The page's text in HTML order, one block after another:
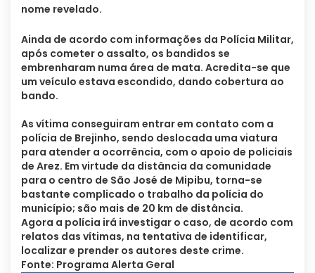
nome revelado.
Ainda de acordo com informações da Polícia Militar,
após cometer o assalto, os bandidos se
embrenharam numa área de mata. Acredita-se que
um veículo estava escondido, dando cobertura ao
bando.
As vítima conseguiram entrar em contato com a
polícia de Brejinho, sendo deslocada uma viatura
para atender a ocorrência, com o apoio de policiais
de Arez. Em virtude da distância da comunidade
para o centro de São José de Mipibu, torna-se
bastante complicado o trabalho da polícia do
município; são mais de 20 km de distância.
Agora a polícia irá investigar o caso, de acordo com
relatos das vítimas, na tentativa de identificar,
localizar e prender os autores deste crime.
Fonte: Programa Alerta Geral